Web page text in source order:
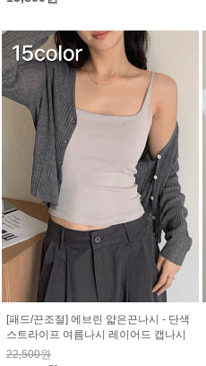
[패드/끈조절] 에브린 얇은끈나시 - 단색
스트라이프 여름나시 레이어드 캡나시
22,500원